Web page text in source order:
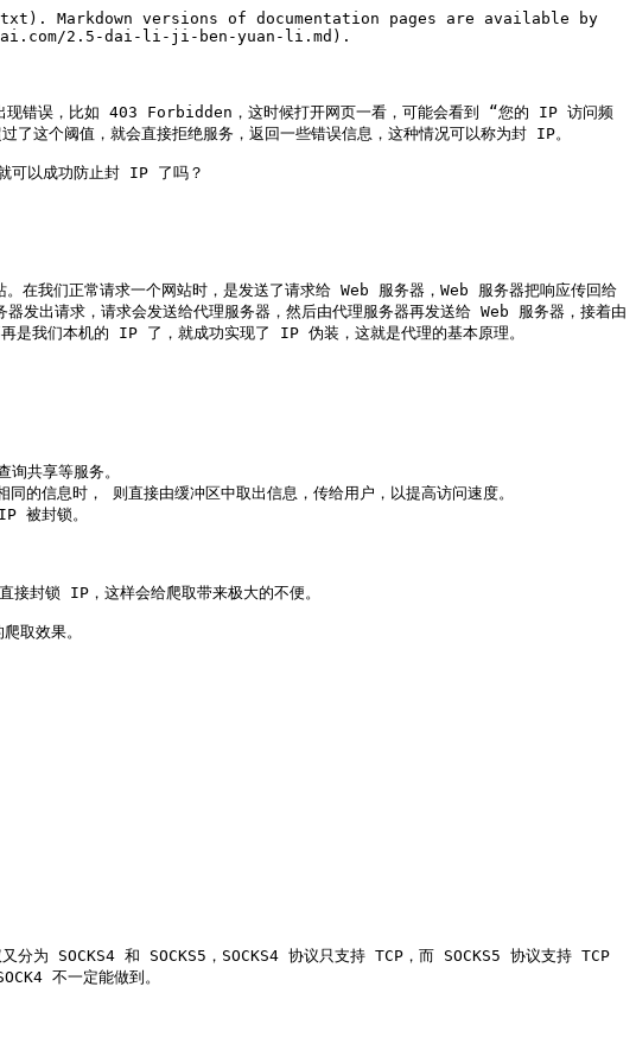
Markdown versions of documentation pages are available by
2.5-dai-li-ji-ben-yuan-li.md).
出现错误，比如 403 Forbidden，这时候打开网页一看，可能会看到 “您的 IP 访问频
这个阈值，就会直接拒绝服务，返回一些错误信息，这种情况可以称为封 IP。
可以成功防止封 IP 了吗？
我们正常请求一个网站时，是发送了请求给 Web 服务器，Web 服务器把响应传回给
发出请求，请求会发送给代理服务器，然后由代理服务器再发送给 Web 服务器，接着由
是我们本机的 IP 了，就成功实现了 IP 伪装，这就是代理的基本原理。
共享等服务。
的信息时， 则直接由缓冲区中取出信息，传给用户，以提高访问速度。
被封锁。
接封锁 IP，这样会给爬取带来极大的不便。
取效果。
分为 SOCKS4 和 SOCKS5，SOCKS4 协议只支持 TCP，而 SOCKS5 协议支持 TCP
不一定能做到。